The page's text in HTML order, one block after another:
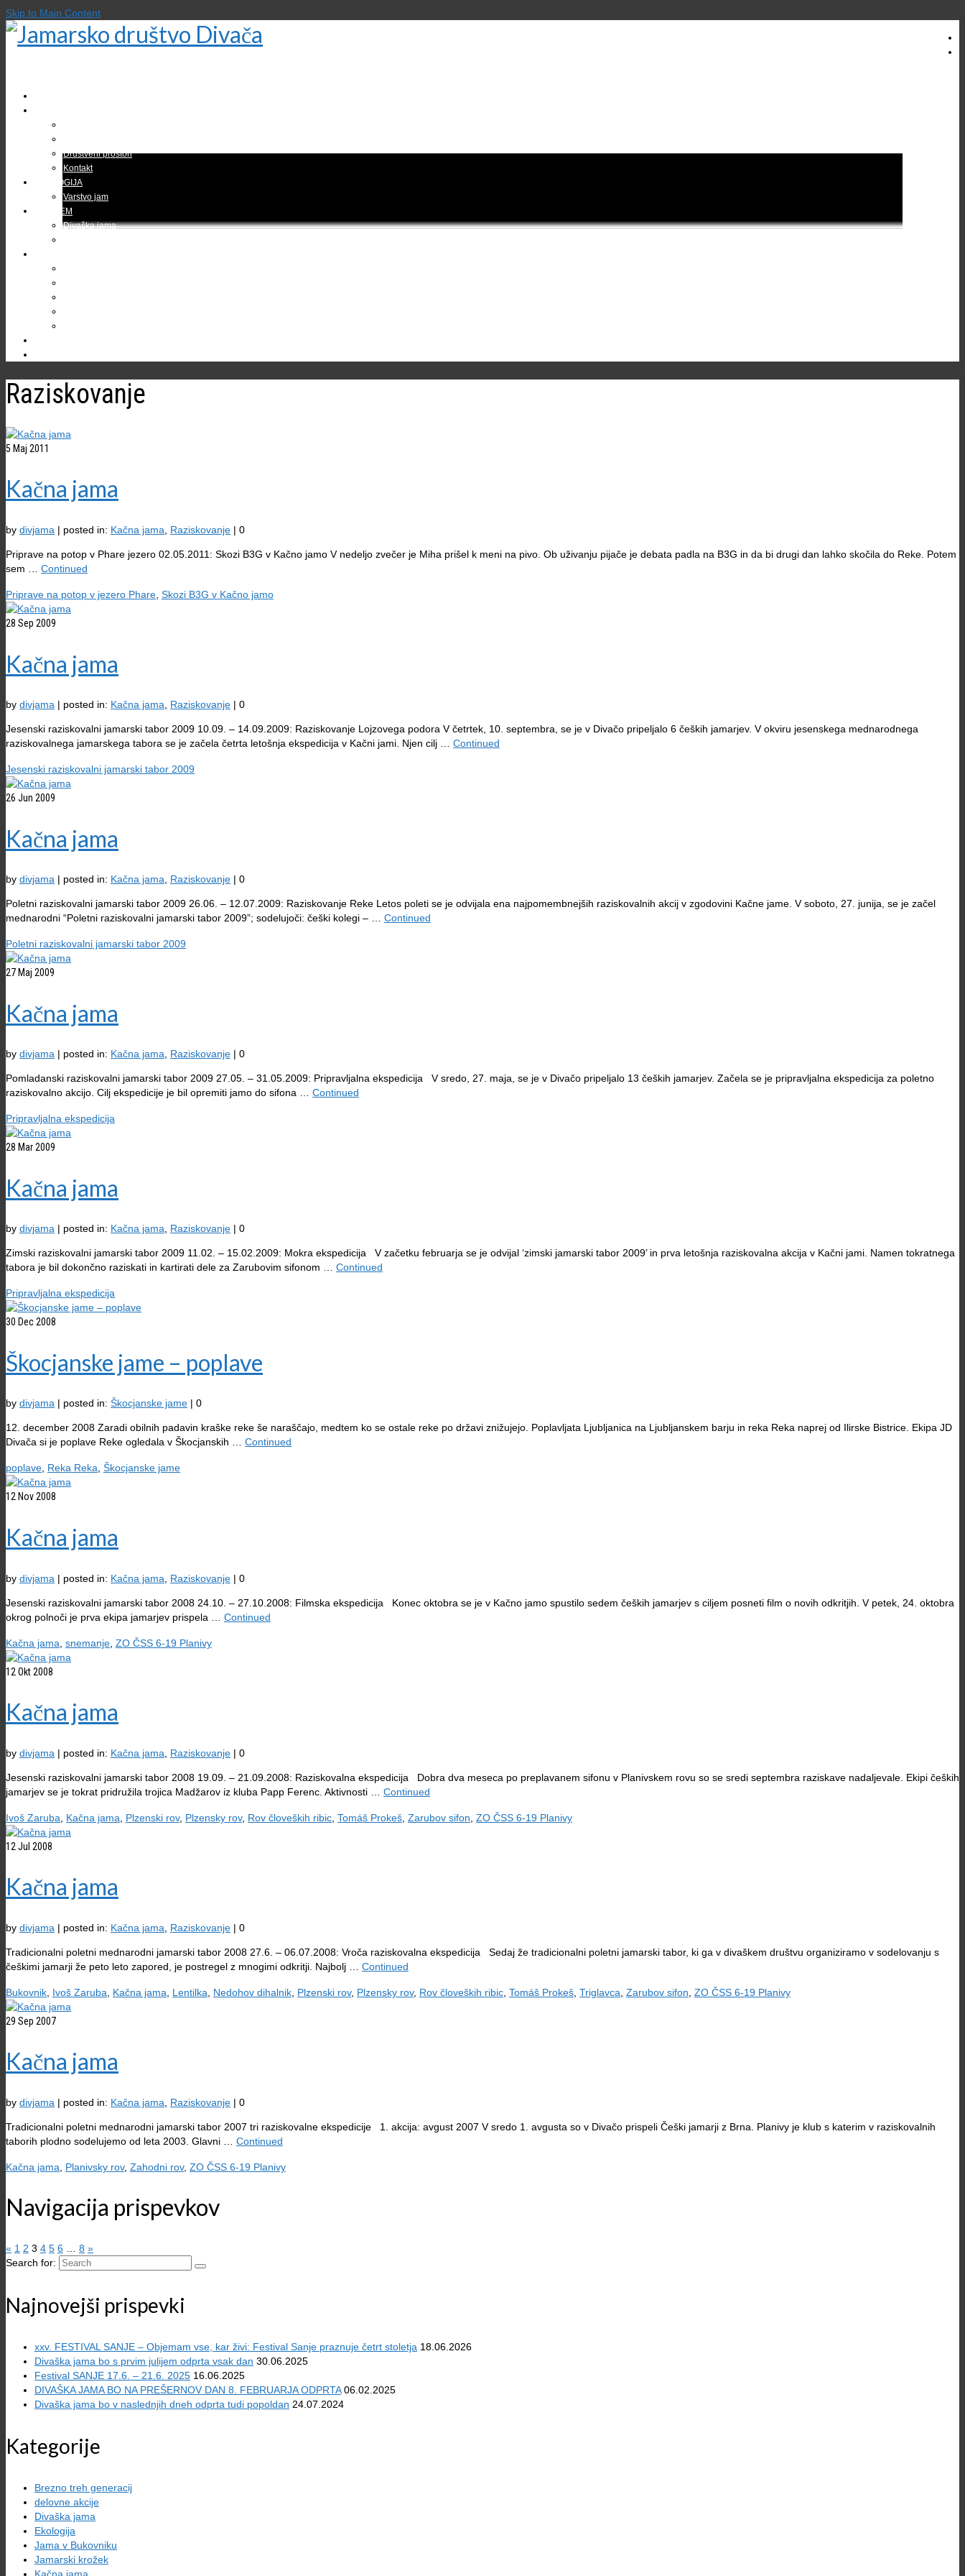
Skip to Main Content
Društveni prostori
Kontakt
EKOLOGIJA
Varstvo jam
TURIZEM
Divaška jama
Raziskovanje
5 Maj 2011
Kačna jama
by divjama | posted in: Kačna jama Raziskovanje | 0
Priprave na potop v Phare jezero 02.05.2011: Skozi B3G v Kačno jamo V nedeljo zvečer je Miha prišel k meni na pivo. Ob uživanju pijače je debata padla na B3G in da bi drugi dan lahko skočila do Reke. Potem
sem … Continued
Priprave na potop v jezero Phare Skozi B3G v Kačno jamo
28 Sep 2009
Kačna jama
by divjama | posted in: Kačna jama Raziskovanje | 0
Jesenski raziskovalni jamarski tabor 2009 10.09. – 14.09.2009: Raziskovanje Lojzovega podora V četrtek, 10. septembra, se je v Divačo pripeljalo 6 čeških jamarjev. V okviru jesenskega mednarodnega
raziskovalnega jamarskega tabora se je začela četrta letošnja ekspedicija v Kačni jami. Njen cilj … Continued
Jesenski raziskovalni jamarski tabor 2009
26 Jun 2009
Kačna jama
by divjama | posted in: Kačna jama Raziskovanje | 0
Poletni raziskovalni jamarski tabor 2009 26.06. – 12.07.2009: Raziskovanje Reke Letos poleti se je odvijala ena najpomembnejših raziskovalnih akcij v zgodovini Kačne jame. V soboto, 27. junija, se je začel
mednarodni “Poletni raziskovalni jamarski tabor 2009”; sodelujoči: češki kolegi – … Continued
Poletni raziskovalni jamarski tabor 2009
27 Maj 2009
Kačna jama
by divjama | posted in: Kačna jama, Raziskovanje | 0
Pomladanski raziskovalni jamarski tabor 2009 27.05. – 31.05.2009: Pripravljalna ekspedicija V sredo, 27. maja, se je v Divačo pripeljalo 13 čeških jamarjev. Začela se je pripravljalna ekspedicija za poletno
raziskovalno akcijo. Cilj ekspedicije je bil opremiti jamo do sifona … Continued
Pripravljalna ekspedicija
28 Mar 2009
Kačna jama
by divjama | posted in: Kačna jama, Raziskovanje | 0
Zimski raziskovalni jamarski tabor 2009 11.02. – 15.02.2009: Mokra ekspedicija V začetku februarja se je odvijal ‘zimski jamarski tabor 2009’ in prva letošnja raziskovalna akcija v Kačni jami. Namen tokratnega
tabora je bil dokončno raziskati in kartirati dele za Zarubovim sifonom … Continued
Pripravljalna ekspedicija
30 Dec 2008
Škocjanske jame – poplave
by divjama | posted in: Škocjanske jame | 0
12. december 2008 Zaradi obilnih padavin kraške reke še naraščajo, medtem ko se ostale reke po državi znižujejo. Poplavljata Ljubljanica na Ljubljanskem barju in reka Reka naprej od Ilirske Bistrice. Ekipa JD
Divača si je poplave Reke ogledala v Škocjanskih … Continued
poplave, Reka Reka, Škocjanske jame
12 Nov 2008
Kačna jama
by divjama | posted in: Kačna jama Raziskovanje | 0
Jesenski raziskovalni jamarski tabor 2008 24.10. – 27.10.2008: Filmska ekspedicija Konec oktobra se je v Kačno jamo spustilo sedem čeških jamarjev s ciljem posneti film o novih odkritjih. V petek, 24. oktobra
okrog polnoči je prva ekipa jamarjev prispela … Continued
Kačna jama snemanje ZO ČSS 6-19 Planivy
12 Okt 2008
Kačna jama
by divjama | posted in: Kačna jama Raziskovanje | 0
Jesenski raziskovalni jamarski tabor 2008 19.09. – 21.09.2008: Raziskovalna ekspedicija Dobra dva meseca po preplavanem sifonu v Planivskem rovu so se sredi septembra raziskave nadaljevale. Ekipi čeških
jamarjev se je tokrat pridružila trojica Madžarov iz kluba Papp Ferenc. Aktivnosti … Continued
Ivoš Zaruba Kačna jama Plzenski rov, Plzensky rov, Rov človeških ribic Tomáš Prokeš Zarubov sifon ZO ČSS 6-19 Planivy
12 Jul 2008
Kačna jama
by divjama | posted in: Kačna jama Raziskovanje | 0
Tradicionalni poletni mednarodni jamarski tabor 2008 27.6. – 06.07.2008: Vroča raziskovalna ekspedicija Sedaj že tradicionalni poletni jamarski tabor, ki ga v divaškem društvu organiziramo v sodelovanju s
češkimi jamarji že peto leto zapored, je postregel z mnogimi odkritji. Najbolj … Continued
Bukovnik Ivoš Zaruba Kačna jama Lentilka Nedohov dihalnik Plzenski rov, Plzensky rov, Rov človeških ribic Tomáš Prokeš Triglavca Zarubov sifon ZO ČSS 6-19 Planivy
29 Sep 2007
Kačna jama
by divjama | posted in: Kačna jama Raziskovanje | 0
Tradicionalni poletni mednarodni jamarski tabor 2007 tri raziskovalne ekspedicije 1. akcija: avgust 2007 V sredo 1. avgusta so v Divačo prispeli Češki jamarji z Brna. Planivy je klub s katerim v raziskovalnih
taborih plodno sodelujemo od leta 2003. Glavni … Continued
Kačna jama Planivsky rov, Zahodni rov, ZO ČSS 6-19 Planivy
Navigacija prispevkov
« 1 2 3 4 5 6 8 »
Search for:
Najnovejši prispevki
xxv. FESTIVAL SANJE – Objemam vse, kar živi: Festival Sanje praznuje četrt stoletja 18.06.2026
Divaška jama bo s prvim julijem odprta vsak dan 30.06.2025
Festival SANJE 17.6. – 21.6. 2025 16.06.2025
DIVAŠKA JAMA BO NA PREŠERNOV DAN 8. FEBRUARJA ODPRTA 06.02.2025
Divaška jama bo v naslednjih dneh odprta tudi popoldan 24.07.2024
Kategorije
Brezno treh generacij
delovne akcije
Divaška jama
Ekologija
Jama v Bukovniku
Jamarski krožek